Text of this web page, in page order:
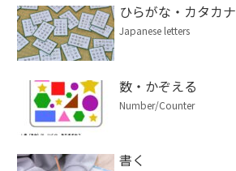
ひらがな・カタカナ
Japanese letters
数・かぞえる
Number/Counter
書く